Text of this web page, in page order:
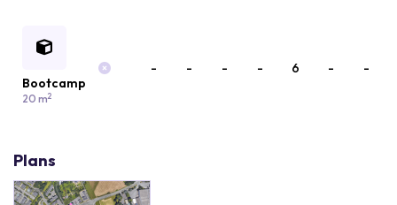
Bootcamp
20 m2
- - - - 6 - -
Plans